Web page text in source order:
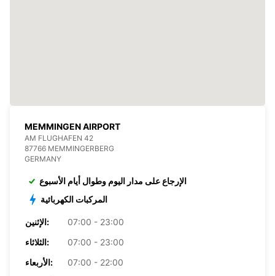
MEMMINGEN AIRPORT
AM FLUGHAFEN 42
87766 MEMMINGERBERG
GERMANY
الإرجاع على مدار اليوم وطوال أيام الأسبوع
المركبات الكهربائية
الإثنين:
07:00 - 23:00
الثلاثاء:
07:00 - 23:00
الأربعاء:
07:00 - 22:00